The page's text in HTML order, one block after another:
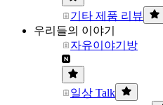
기타 제품 리뷰
우리들의 이야기
자유이야기방
일상 Talk